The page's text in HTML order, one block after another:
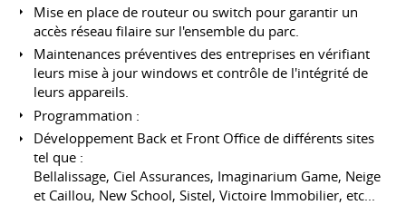
Mise en place de routeur ou switch pour garantir un
accès réseau filaire sur l'ensemble du parc.
Maintenances préventives des entreprises en vérifiant
leurs mise à jour windows et contrôle de l'intégrité de
leurs appareils.
Programmation :
Développement Back et Front Office de différents sites
tel que :
Bellalissage, Ciel Assurances, Imaginarium Game, Neige
et Caillou, New School, Sistel, Victoire Immobilier, etc...